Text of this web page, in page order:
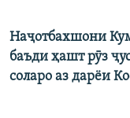
Наҷотбахшони
баъди ҳашт рӯз
соларо аз дарёи